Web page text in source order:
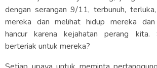
dengan serangan 9/11, terbunuh,
mereka dan melihat hidup mereka
hancur karena kejahatan perang kita.
berteriak untuk mereka?